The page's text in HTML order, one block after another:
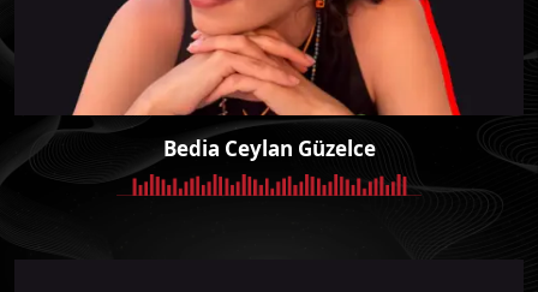
Bedia Ceylan Güzelce